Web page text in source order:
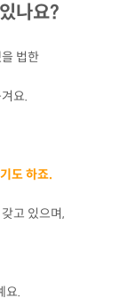
나요?
법한
요.
도 하죠.
고 있으며,
요.